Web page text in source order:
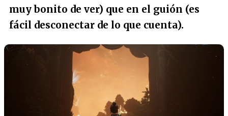
muy bonito de ver) que en el guión (es
fácil desconectar de lo que cuenta).